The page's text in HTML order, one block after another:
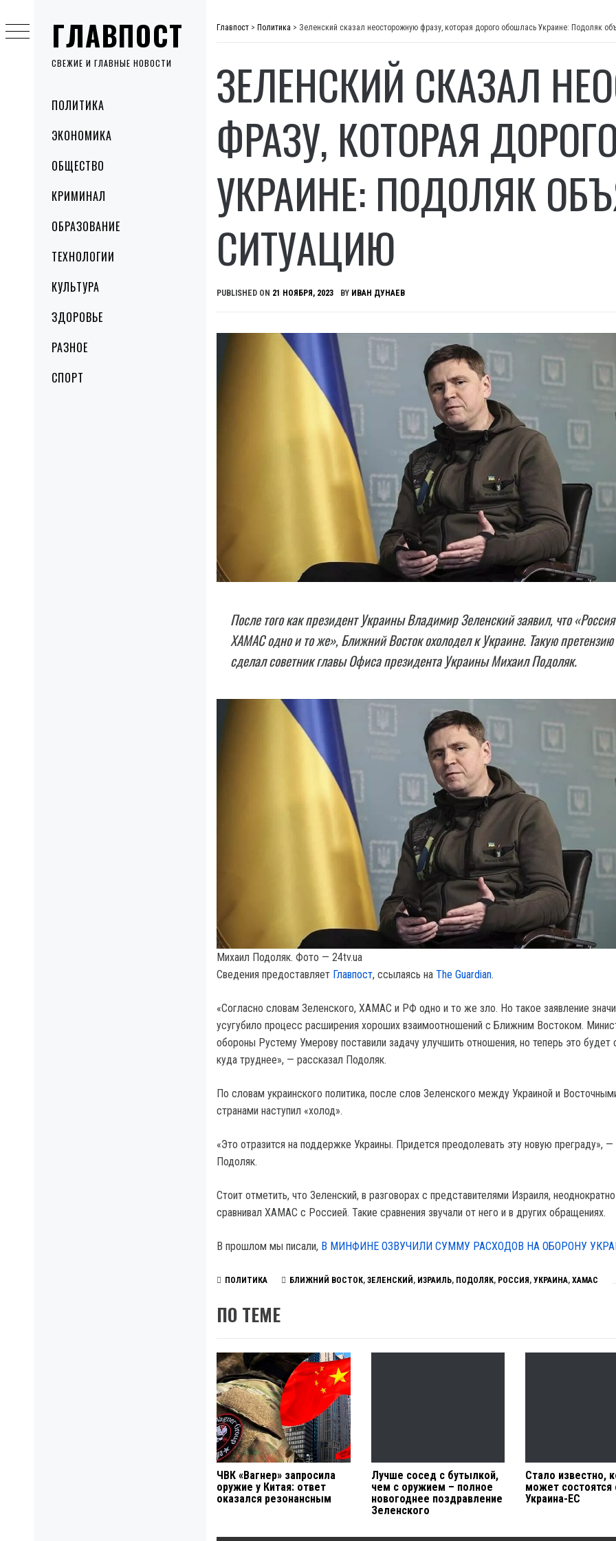
ГЛАВПОСТ
СВЕЖИЕ И ГЛАВНЫЕ НОВОСТИ
MenuПОЛИТИКА
ЭКОНОМИКА
ОБЩЕСТВО
КРИМИНАЛ
ОБРАЗОВАНИЕ
ТЕХНОЛОГИИ
КУЛЬТУРА
ЗДОРОВЬЕ
РАЗНОЕ
СПОРТ
to
content
Главпост > Политика > Зеленский сказал неосторожную фразу, которая дорого обошлась Украине: Подоляк
ЗЕЛЕНСКИЙ СКАЗАЛ
ФРАЗУ, КОТОРАЯ
УКРАИНЕ: ПОДОЛЯК
СИТУАЦИЮ
PUBLISHED ON 21 НОЯБРЯ, 2023 BY ИВАН ДУНАЕВ
После того как президент Украины Владимир Зеленский заявил, что
XAMAC одно и то же», Ближний Восток охолодел к Украине. Такую претензию
сделал советник главы Офиса президента Украины Михаил Подоляк.
Михаил Подоляк. Фото — 24tv.ua
Сведения предоставляет Главпост, ссылаясь на The Guardian.
«Согласно словам Зеленского, XAMAC и РФ одно и то же зло. Но такое заявление
усугубило процесс расширения хороших взаимоотношений с Ближним Востоком.
обороны Рустему Умерову поставили задачу улучшить отношения, но теперь это будет
куда труднее», — рассказал Подоляк.
По словам украинского политика, после слов Зеленского между Украиной и
странами наступил «холод».
«Это отразится на поддержке Украины. Придется преодолевать эту новую преграду», —
Подоляк.
Стоит отметить, что Зеленский, в разговорах с представителями Израиля, неоднократно
сравнивал XAMAC с Россией. Такие сравнения звучали от него и в других обращениях.
В прошлом мы писали, В МИНФИНЕ ОЗВУЧИЛИ СУММУ РАСХОДОВ НА ОБОРОНУ
ПОЛИТИКА БЛИЖНИЙ ВОСТОК, ЗЕЛЕНСКИЙ, ИЗРАИЛЬ, ПОДОЛЯК, РОССИЯ, УКРАИНА, ХАМАС
ПО ТЕМЕ
ЧВК «Вагнер» запросила
оружие у Китая: ответ
оказался резонансным
Лучше сосед с бутылкой,
чем с оружием – полное
новогоднее поздравление
Зеленского
Стало известно,
может состоятся
Украина-ЕС